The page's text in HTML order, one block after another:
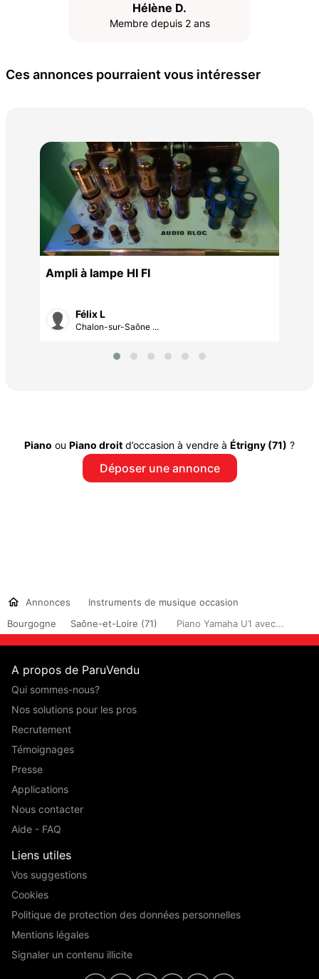
Hélène D.
Membre depuis 2 ans
Ces annonces pourraient vous intéresser
Ampli à lampe HI FI
Félix L
Chalon-sur-Saône ...
Piano ou Piano droit d’occasion à vendre à Étrigny (71) ?
Déposer une annonce
Annonces
Instruments de musique occasion
Bourgogne
Saône-et-Loire (71) Piano Yamaha U1 avec...
A propos de ParuVendu
Qui sommes-nous?
Nos solutions pour les pros
Recrutement
Témoignages
Presse
Applications
Nous contacter
Aide - FAQ
Liens utiles
Vos suggestions
Cookies
Politique de protection des données personnelles
Mentions légales
Signaler un contenu illicite